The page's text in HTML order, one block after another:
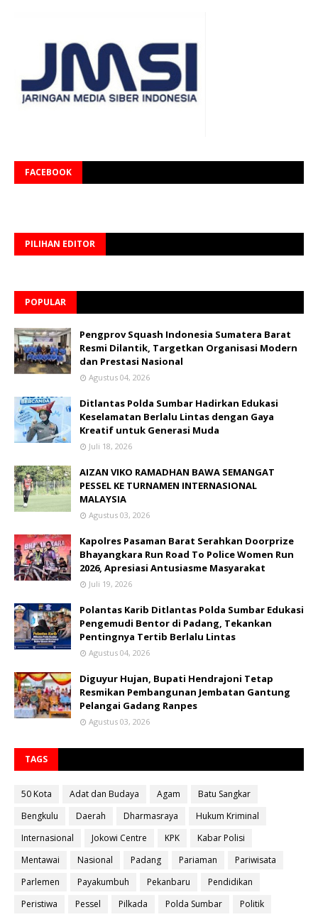
FACEBOOK
PILIHAN EDITOR
POPULAR
Pengprov Squash Indonesia Sumatera Barat
Resmi Dilantik, Targetkan Organisasi Modern
dan Prestasi Nasional
Agustus 04, 2026
Ditlantas Polda Sumbar Hadirkan Edukasi
Keselamatan Berlalu Lintas dengan Gaya
Kreatif untuk Generasi Muda
Juli 18, 2026
AIZAN VIKO RAMADHAN BAWA SEMANGAT
PESSEL KE TURNAMEN INTERNASIONAL
MALAYSIA
Agustus 03, 2026
Kapolres Pasaman Barat Serahkan Doorprize
Bhayangkara Run Road To Police Women Run
2026, Apresiasi Antusiasme Masyarakat
Juli 19, 2026
Polantas Karib Ditlantas Polda Sumbar Edukasi
Pengemudi Bentor di Padang, Tekankan
Pentingnya Tertib Berlalu Lintas
Agustus 04, 2026
Diguyur Hujan, Bupati Hendrajoni Tetap
Resmikan Pembangunan Jembatan Gantung
Pelangai Gadang Ranpes
Agustus 03, 2026
TAGS
50 Kota Adat dan Budaya Agam
Batu Sangkar
Bengkulu
Daerah Dharmasraya
Hukum Kriminal
Internasional
Jokowi Centre KPK
Kabar Polisi
Mentawai
Nasional Padang Pariaman
Pariwisata
Parlemen
Payakumbuh Pekanbaru
Pendidikan
Peristiwa
Pessel Pilkada Polda Sumbar Politik